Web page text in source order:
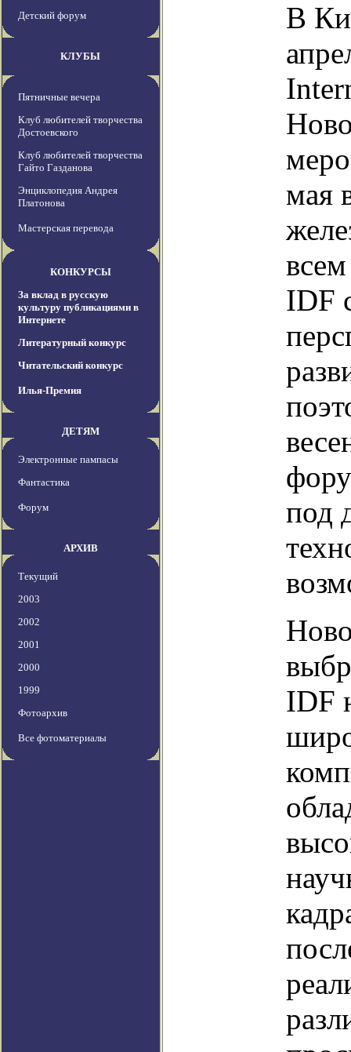
Детский форум
КЛУБЫ
Пятничные вечера
Клуб любителей творчества
Достоевского
Клуб любителей творчества
Гайто Газданова
Энциклопедия Андрея
Платонова
Мастерская перевода
КОНКУРСЫ
За вклад в русскую
культуру публикациями в
Интернете
Литературный конкурс
Читательский конкурс
Илья-Премия
ДЕТЯМ
Электронные пампасы
Фантастика
Форум
АРХИВ
Текущий
2003
2002
2001
2000
1999
Фотоархив
Все фотоматериалы
В
мая
IDF
под
IDF